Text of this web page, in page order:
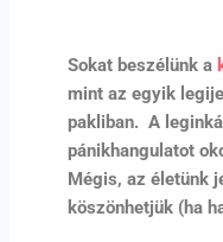
Sokat beszélünk a
mint az egyik
pakliban. A
pánikhangulatot
Mégis, az életünk
köszönhetjük (ha